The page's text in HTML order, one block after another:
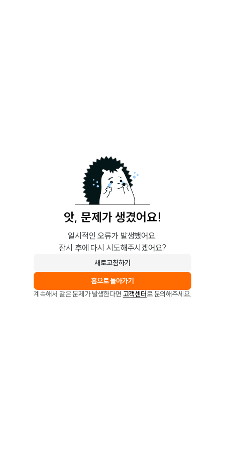
앗, 문제가 생겼어요!
일시적인 오류가 발생했어요.
잠시 후에 다시 시도해주시겠어요?
새로고침하기
홈으로 돌아가기
계속해서 같은 문제가 발생한다면 고객센터로 문의해주세요.